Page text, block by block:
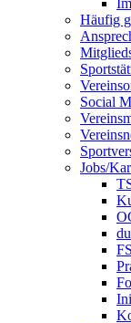
Häufig
Social
Jobs/